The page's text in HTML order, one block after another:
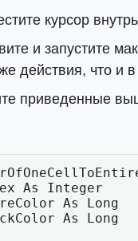
курсор
и запустите
действия, что и
приведенные